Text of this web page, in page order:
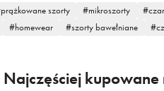
prążkowane szorty mikroszorty
homewear szorty bawełniane
Najczęściej kupowane